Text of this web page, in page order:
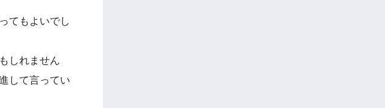
てもよいでし
しれません
して言ってい